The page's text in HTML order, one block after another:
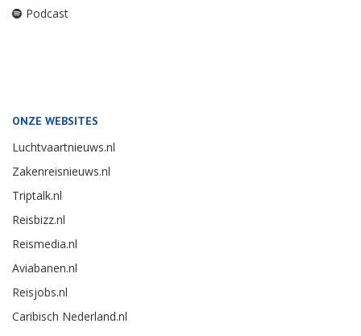
Podcast
ONZE WEBSITES
Luchtvaartnieuws.nl
Zakenreisnieuws.nl
Triptalk.nl
Reisbizz.nl
Reismedia.nl
Aviabanen.nl
Reisjobs.nl
Caribisch Nederland.nl